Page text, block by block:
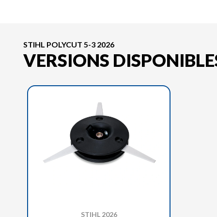
STIHL POLYCUT 5-3 2026
VERSIONS
STIHL 2026